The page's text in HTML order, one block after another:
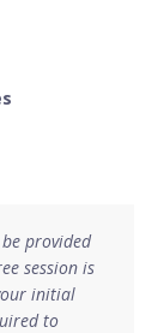
provided
session is
initial
to